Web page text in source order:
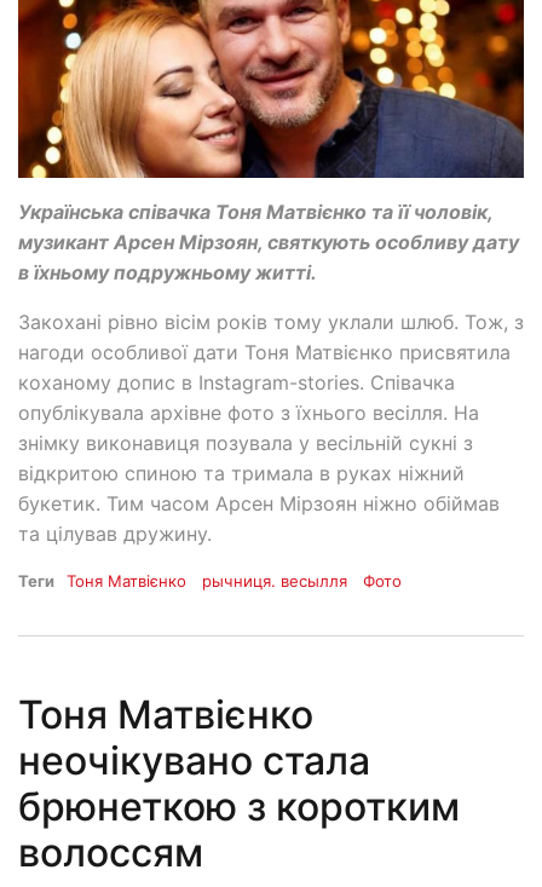
Українська співачка Тоня Матвієнко та її чоловік,
музикант Арсен Мірзоян, святкують особливу дату
в їхньому подружньому житті.
Закохані рівно вісім років тому уклали шлюб. Тож, з
нагоди особливої дати Тоня Матвієнко присвятила
коханому допис в Instagram-stories. Співачка
опублікувала архівне фото з їхнього весілля. На
знімку виконавиця позувала у весільній сукні з
відкритою спиною та тримала в руках ніжний
букетик. Тим часом Арсен Мірзоян ніжно обіймав
та цілував дружину.
Теги Тоня Матвієнко рычниця. весылля Фото
Тоня Матвієнко
неочікувано стала
брюнеткою з коротким
волоссям